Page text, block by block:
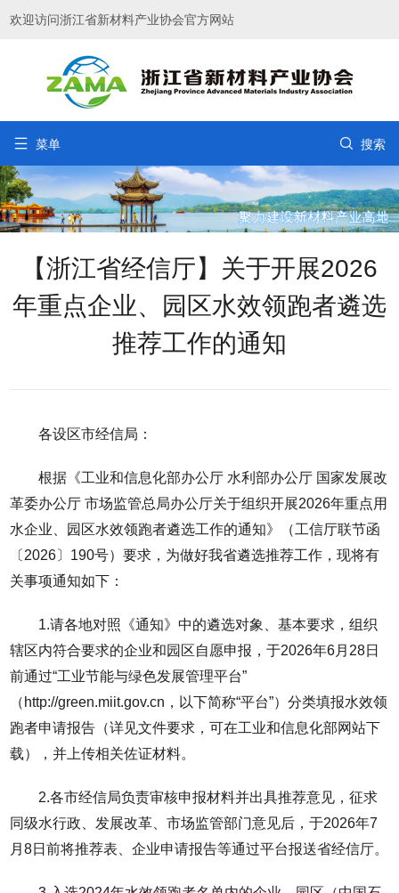
欢迎访问浙江省新材料产业协会官方网站
 菜单  搜索
【浙江省经信厅】关于开展2026
年重点企业、园区水效领跑者遴选
推荐工作的通知
各设区市经信局：
根据《工业和信息化部办公厅 水利部办公厅 国家发展改
革委办公厅 市场监管总局办公厅关于组织开展2026年重点用
水企业、园区水效领跑者遴选工作的通知》（工信厅联节函
〔2026〕190号）要求，为做好我省遴选推荐工作，现将有
关事项通知如下：
1.请各地对照《通知》中的遴选对象、基本要求，组织
辖区内符合要求的企业和园区自愿申报，于2026年6月28日
前通过“工业节能与绿色发展管理平台”
（http://green.miit.gov.cn，以下简称“平台”）分类填报水效领
跑者申请报告（详见文件要求，可在工业和信息化部网站下
载），并上传相关佐证材料。
2.各市经信局负责审核申报材料并出具推荐意见，征求
同级水行政、发展改革、市场监管部门意见后，于2026年7
月8日前将推荐表、企业申请报告等通过平台报送省经信厅。